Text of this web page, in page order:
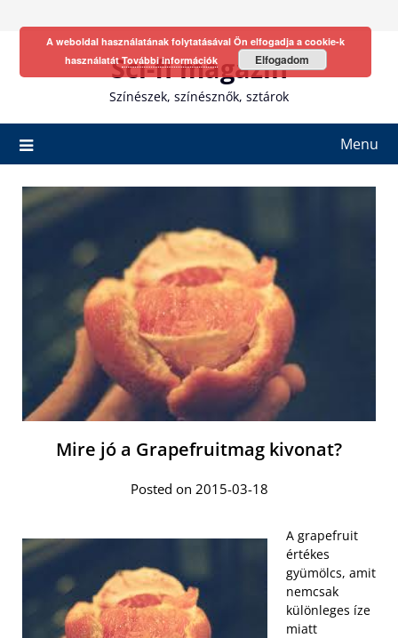
Sci-fi magazin
Színészek, színésznők, sztárok
Menu
Mire jó a Grapefruitmag kivonat?
Posted on 2015-03-18
A grapefruit
értékes
gyümölcs, amit
nemcsak
különleges íze
miatt
A weboldal használatának folytatásával Ön elfogadja a cookie-k
használatátTovábbi információk Elfogadom